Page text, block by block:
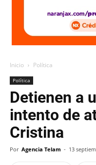
Inicio Política
Política
Detienen a
intento de
Cristina
Por Agencia Telam - 13